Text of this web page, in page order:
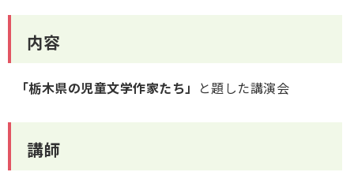
内容
「栃木県の児童文学作家たち」 と題した講演会
講師